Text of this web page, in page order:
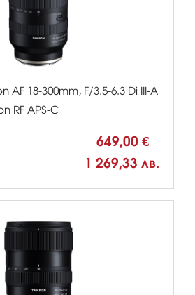
18-300mm, F/3.5-6.3 Di III-A
RF APS-C
649,00 €
1 269,33 лв.